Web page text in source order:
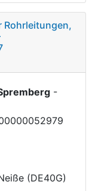
Rohrleitungen,
-
(DE40G)